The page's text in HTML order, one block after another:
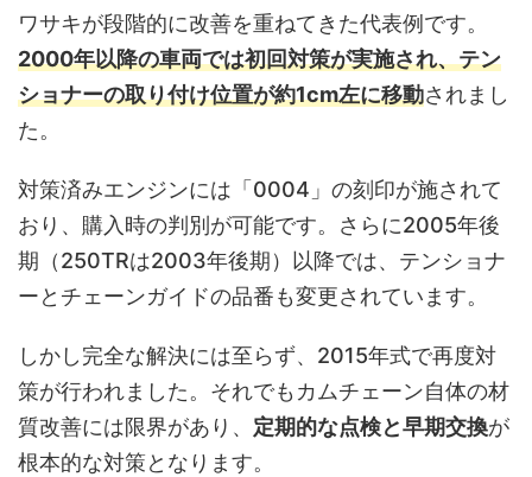
ワサキが段階的に改善を重ねてきた代表例です。
2000年以降の車両では初回対策が実施され、テン
ショナーの取り付け位置が約1cm左に移動されまし
た。
対策済みエンジンには「0004」の刻印が施されて
おり、購入時の判別が可能です。さらに2005年後
期（250TRは2003年後期）以降では、テンショナ
ーとチェーンガイドの品番も変更されています。
しかし完全な解決には至らず、2015年式で再度対
策が行われました。それでもカムチェーン自体の材
質改善には限界があり、 定期的な点検と早期交換が
根本的な対策となります。